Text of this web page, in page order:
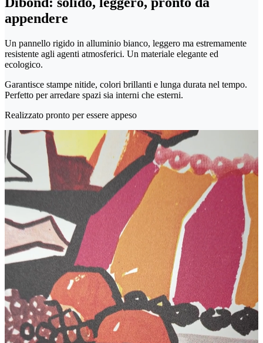
appendere
Un pannello rigido in alluminio bianco, leggero ma estremamente
resistente agli agenti atmosferici. Un materiale elegante ed
ecologico.
Garantisce stampe nitide, colori brillanti e lunga durata nel tempo.
Perfetto per arredare spazi sia interni che esterni.
Realizzato pronto per essere appeso